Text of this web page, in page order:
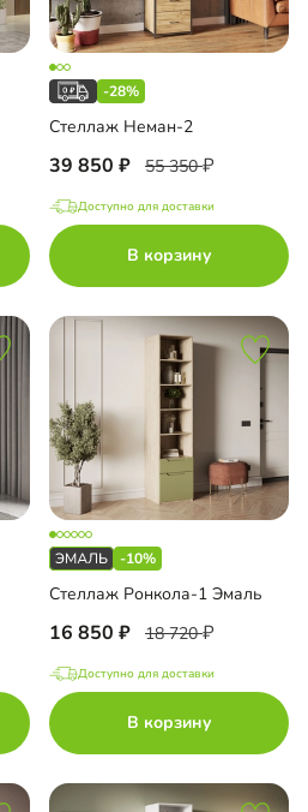
-28%
Стеллаж Неман-2
39 850 55 350
Доступно для доставки
В корзину
-10%
Стеллаж Ронкола-1 Эмаль
16 850 18 720
Доступно для доставки
В корзину